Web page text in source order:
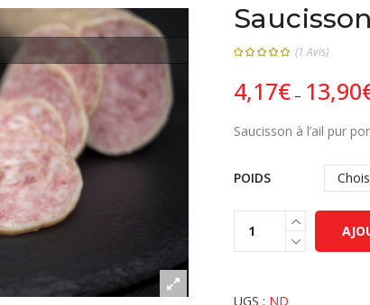
basé sur
(1 Avis)
4,17€ – 13,90
Saucisson à l’ail pur
POIDS
UGS : ND